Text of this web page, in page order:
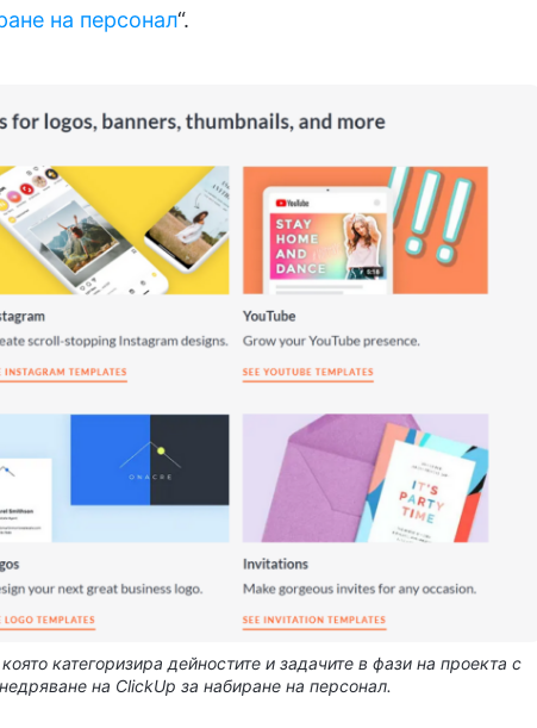
на персонал“.
категоризира дейностите и задачите в фази на проекта с
на ClickUp за набиране на персонал.